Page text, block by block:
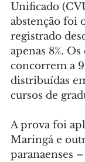
Unificado
abstenção foi
registrado
apenas 8%.
concorrem a
distribuídas
cursos de
A prova foi
Maringá e
paranaenses